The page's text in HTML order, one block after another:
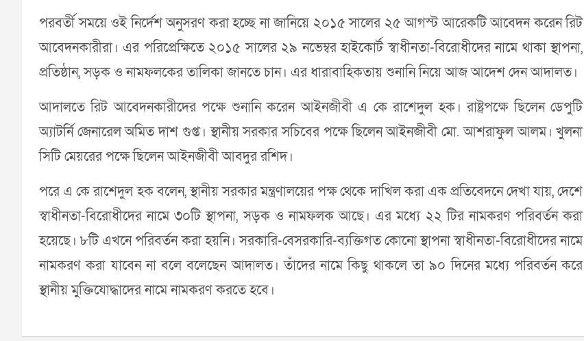
পরবর্তী সময়ে ওই নির্দেশ অনুসরণ করা হচ্ছে না জানিয়ে ২০১৫ সালের ২৫ আগস্ট আরেকটি আবেদন করেন রিট
আবেদনকারীরা। এর পরিপ্রেক্ষিতে ২০১৫ সালের ২৯ নভেম্বর হাইকোর্ট স্বাধীনতা-বিরোধীদের নামে থাকা স্থাপনা,
প্রতিষ্ঠান, সড়ক ও নামফলকের তালিকা জানতে চান। এর ধারাবাহিকতায় শুনানি নিয়ে আজ আদেশ দেন আদালত।
আদালতে রিট আবেদনকারীদের পক্ষে শুনানি করেন আইনজীবী এ কে রাশেদুল হক। রাষ্ট্রপক্ষে ছিলেন ডেপুটি
অ্যাটর্নি জেনারেল অমিত দাশ গুপ্ত। স্থানীয় সরকার সচিবের পক্ষে ছিলেন আইনজীবী মো. আশরাফুল আলম। খুলনা
সিটি মেয়রের পক্ষে ছিলেন আইনজীবী আবদুর রশিদ।
পরে এ কে রাশেদুল হক বলেন, স্থানীয় সরকার মন্ত্রণালয়ের পক্ষ থেকে দাখিল করা এক প্রতিবেদনে দেখা যায়, দেশে
স্বাধীনতা-বিরোধীদের নামে ৩০টি স্থাপনা, সড়ক ও নামফলক আছে। এর মধ্যে ২২ টির নামকরণ পরিবর্তন করা
হয়েছে। ৮টি এখনে পরিবর্তন করা হয়নি। সরকারি-বেসরকারি-ব্যক্তিগত কোনো স্থাপনা স্বাধীনতা-বিরোধীদের নামে
নামকরণ করা যাবেন না বলে বলেছেন আদালত। তাঁদের নামে কিছু থাকলে তা ৯০ দিনের মধ্যে পরিবর্তন করে
স্থানীয় মুক্তিযোদ্ধাদের নামে নামকরণ করতে হবে।